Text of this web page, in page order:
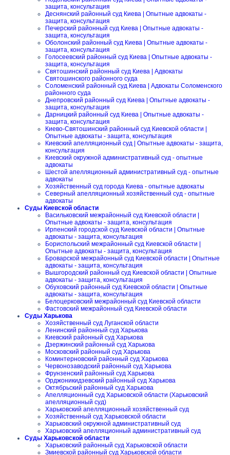
защита, консультация
Деснянский районный суд Киева | Опытные адвокаты -
защита, консультация
Печерский районный суд Киева | Опытные адвокаты -
защита, консультация
Оболонский районный суд Киева | Опытные адвокаты -
защита, консультация
Голосеевский районный суд Киева | Опытные адвокаты -
защита, консультация
Святошинский районный суд Киева | Адвокаты
Святошинского районного суда
Соломенский районный суд Киева | Адвокаты Соломенского
районного суда
Днепровский районный суд Киева | Опытные адвокаты -
защита, консультация
Дарницкий районный суд Киева | Опытные адвокаты -
защита, консультация
Киево-Святошинский районный суд Киевской области |
Опытные адвокаты - защита, консультация
Киевский апелляционный суд | Опытные адвокаты - защита,
консультация
Киевский окружной административный суд - опытные
адвокаты
Шестой апелляционный административный суд - опытные
адвокаты
Хозяйственный суд города Киева - опытные адвокаты
Северный апелляционный хозяйственный суд - опытные
адвокаты
Суды Киевской области
Васильковский межрайонный суд Киевской области |
Опытные адвокаты - защита, консультация
Ирпенский городской суд Киевской области | Опытные
адвокаты - защита, консультация
Бориспольский межрайонный суд Киевской области |
Опытные адвокаты - защита, консультация
Броварской межрайонный суд Киевской области | Опытные
адвокаты - защита, консультация
Вышгородский районный суд Киевской области | Опытные
адвокаты - защита, консультация
Обуховский районный суд Киевской области | Опытные
адвокаты - защита, консультация
Белоцерковский межрайонный суд Киевской области
Фастовский межрайонный суд Киевской области
Суды Харькова
Хозяйственный суд Луганской области
Ленинский районный суд Харькова
Киевский районный суд Харькова
Дзержинский районный суд Харькова
Московский районный суд Харькова
Коминтерновский районный суд Харькова
Червонозаводский районный суд Харькова
Фрунзенский районный суд Харькова
Орджоникидзевский районный суд Харькова
Октябрьский районный суд Харькова
Апелляционный суд Харьковской области (Харьковский
апелляционный суд)
Харьковский апелляционный хозяйственный суд
Хозяйственный суд Харьковской области
Харьковский окружной административный суд
Харьковский апелляционный административный суд
Суды Харьковской области
Харьковский районный суд Харьковской области
Змиевской районный суд Харьковской области